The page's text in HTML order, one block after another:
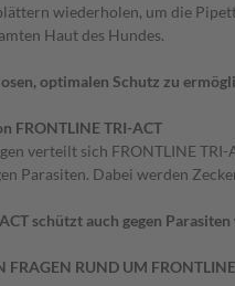
wiederholen, um die
Haut des Hundes.
optimalen Schutz zu
FRONTLINE TRI-ACT
verteilt sich FRONTLINE
Parasiten. Dabei werden
schützt auch gegen
FRAGEN RUND UM